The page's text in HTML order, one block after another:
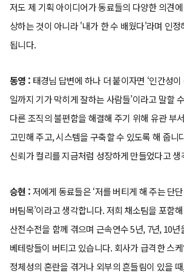
저도 제 기획 아이디어가 동료들의 다양한 의견
상하는 것이 아니라 '내가 한 수 배웠다'라며 인정
됩니다.
동영 : 태경님 답변에 하나 더 붙이자면 ‘인간성
일까지 기가 막히게 잘하는 사람들’이라고 말할
다른 조직의 불편함을 해결해 주기 위해 유관 부
고민해 주고, 시스템을 구축할 수 있도록 해 줍니
신뢰가 컬리를 지금처럼 성장하게 만들었다고 생
승현 :저에게 동료들은 ‘저를 버티게 해 주는 단
버팀목’이라고 생각합니다. 저희 채소팀을 포함
산전수전을 함께 겪으며 근속연수 5년, 7년, 10년
베테랑들이 버티고 있습니다. 회사가 급격한 스
정체성의 혼란을 겪거나 외부의 흔들림이 있을